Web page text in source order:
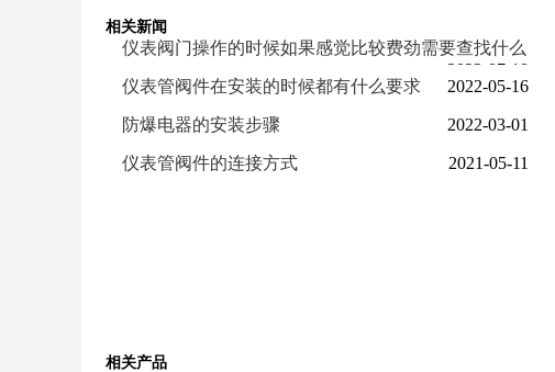
相关新闻
仪表阀门操作的时候如果感觉比较费劲需要查找什么
2022-07-18
仪表管阀件在安装的时候都有什么要求 2022-05-16
防爆电器的安装步骤 2022-03-01
仪表管阀件的连接方式 2021-05-11
相关产品